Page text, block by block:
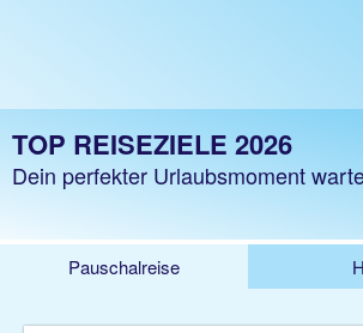
TOP REISEZIELE 2026
Dein perfekter Urlaubsmoment
Pauschalreise